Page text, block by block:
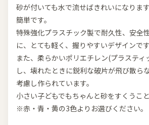
砂が付いても水で流せばきれいになりま
簡単です。
特殊強化プラスチック製で耐久性、安全
に、とても軽く、握りやすいデザインです
また、柔らかいポリエチレン(プラスティ
し、壊れたときに鋭利な破片が飛び散ら
考慮し作られています。
小さい子どもでもちゃんと砂をすくうこと
※赤・青・黄の3色よりお選びください。